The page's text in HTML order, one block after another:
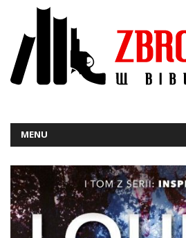
MENU
NOWOŚCI
PATRONATY